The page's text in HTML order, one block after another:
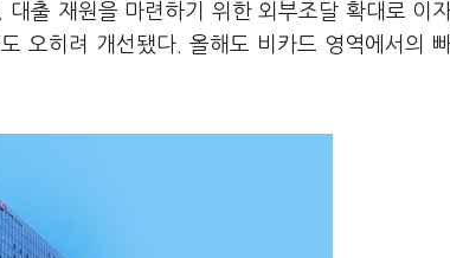
출 재원을 마련하기 위한 외부조달 확대로 이
오히려 개선됐다. 올해도 비카드 영역에서의